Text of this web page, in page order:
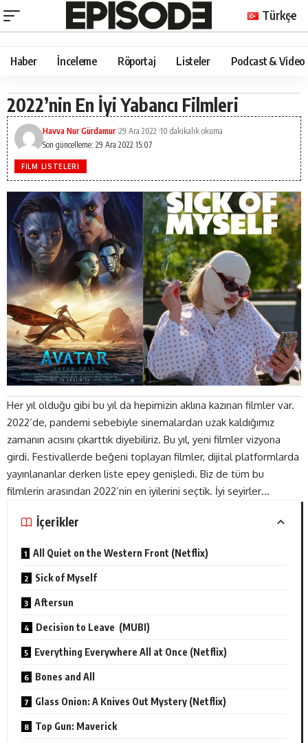
Türkçe
Haber İnceleme Röportaj Listeler Podcast & Video
2022’nin En İyi Yabancı Filmleri
Son güncelleme: 29 Ara 2022 15:07
Havva Nur Gürdamur 29 Ara 2022 10 dakikalık okuma
FILM LISTELERI
Her yıl olduğu gibi bu yıl da hepimizin aklına kazınan filmler var.
2022’de, pandemi sebebiyle sinemalardan uzak kaldığımız
zamanın acısını çıkarttık diyebiliriz. Bu yıl, yeni filmler vizyona
girdi. Festivallerde beğeni toplayan filmler, dijital platformlarda
yayınlananlar derken liste epey genişledi. Biz de tüm bu
filmlerin arasından 2022’nin en iyilerini seçtik. İyi seyirler…
İçerikler
All Quiet on the Western Front (Netflix)
Sick of Myself
Aftersun
Decision to Leave (MUBI)
Everything Everywhere All at Once (Netflix)
Bones and All
Glass Onion: A Knives Out Mystery (Netflix)
Top Gun: Maverick